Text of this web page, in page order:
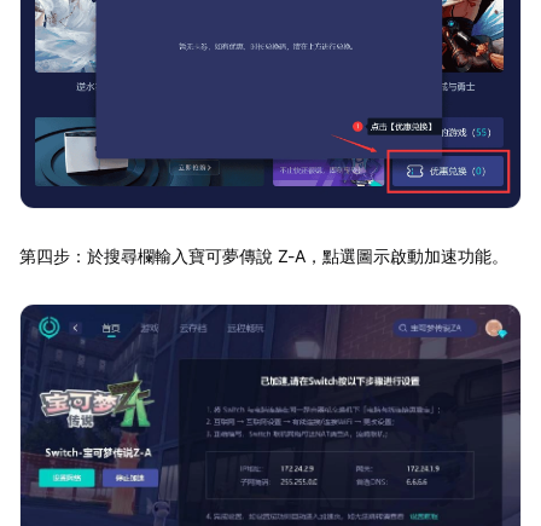
第四步：於搜尋欄輸入寶可夢傳說 Z-A，點選圖示啟動加速功能。